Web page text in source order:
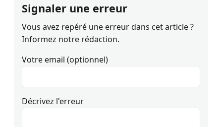
Signaler une erreur
Vous avez repéré une erreur dans cet article ?
Informez notre rédaction.
Votre email (optionnel)
Décrivez l'erreur